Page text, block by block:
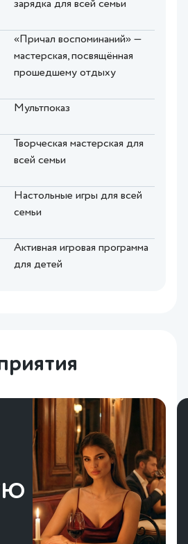
зарядка для всей семьи
«Причал воспоминаний» —
мастерская, посвящённая
прошедшему отдыху
Мультпоказ
Творческая мастерская для
всей семьи
Настольные игры для всей
семьи
Активная игровая программа
для детей